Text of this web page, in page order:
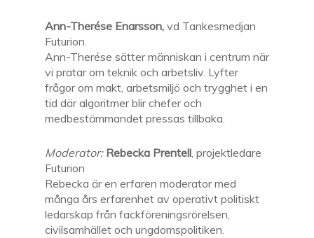
Ann-Therése Enarsson, vd Tankesmedjan
Futurion.
Ann-Therése sätter människan i centrum när
vi pratar om teknik och arbetsliv. Lyfter
frågor om makt, arbetsmiljö och trygghet i en
tid där algoritmer blir chefer och
medbestämmandet pressas tillbaka.
Moderator: Rebecka Prentell, projektledare
Futurion
Rebecka är en erfaren moderator med
många års erfarenhet av operativt politiskt
ledarskap från fackföreningsrörelsen,
civilsamhället och ungdomspolitiken.